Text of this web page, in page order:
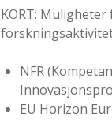
KORT:
NFR
EU Horizon